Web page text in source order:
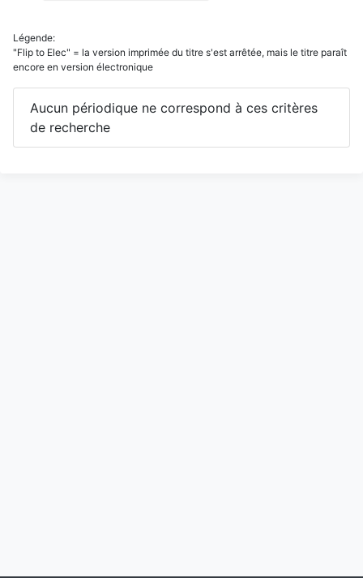
Légende:
"Flip to Elec" = la version imprimée du titre s'est arrêtée, mais le titre paraît
encore en version électronique
Aucun périodique ne correspond à ces critères
de recherche